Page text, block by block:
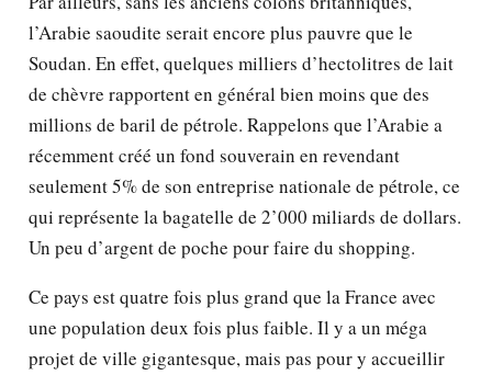
l’Arabie saoudite serait encore plus pauvre que le
Soudan. En effet, quelques milliers d’hectolitres de lait
de chèvre rapportent en général bien moins que des
millions de baril de pétrole. Rappelons que l’Arabie a
récemment créé un fond souverain en revendant
seulement 5% de son entreprise nationale de pétrole, ce
qui représente la bagatelle de 2’000 miliards de dollars.
Un peu d’argent de poche pour faire du shopping.
Ce pays est quatre fois plus grand que la France avec
une population deux fois plus faible. Il y a un méga
projet de ville gigantesque, mais pas pour y accueillir